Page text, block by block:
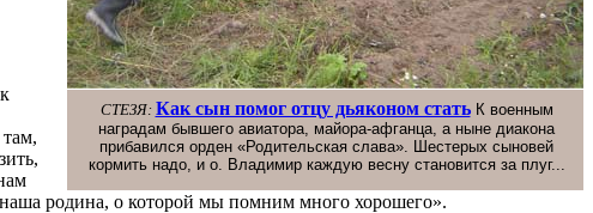
СТЕЗЯ: Как сын помог отцу дьяконом стать К военным
наградам бывшего авиатора, майора-афганца, а ныне диакона
прибавился орден «Родительская слава». Шестерых сыновей
кормить надо, и о. Владимир каждую весну становится за плуг...
родина, о которой мы помним много хорошего».